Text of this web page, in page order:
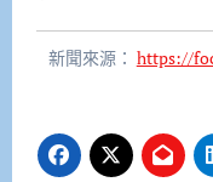
新聞來源： https://